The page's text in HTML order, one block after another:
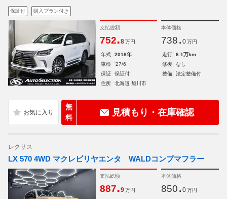
保証付 購入プラン付き
支払総額
752.8 万円
本体価格
738. 0 万円
年式 2018年 走行
6.1万km
車検
'27/6 修復
なし
保証
保証付 整備
法定整備付
住所
北海道 旭川市
無
料
見積もり・在庫確認
レクサス
LX 570 4WD マクレビリヤエンタ WALDコンプマフラー
支払総額
887.9 万円
本体価格
850. 0 万円